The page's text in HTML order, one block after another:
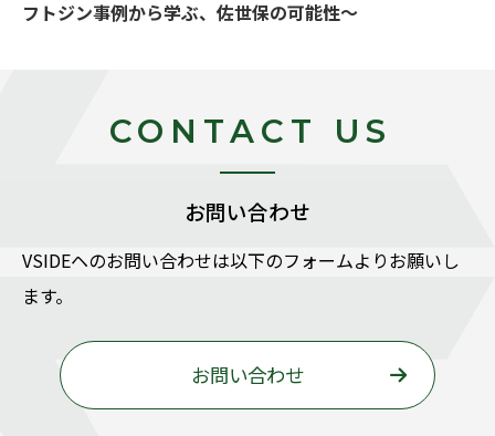
フトジン事例から学ぶ、佐世保の可能性～
CONTACT US
お問い合わせ
VSIDEヘのお問い合わせは以下のフォームよりお願いし
ます。
お問い合わせ